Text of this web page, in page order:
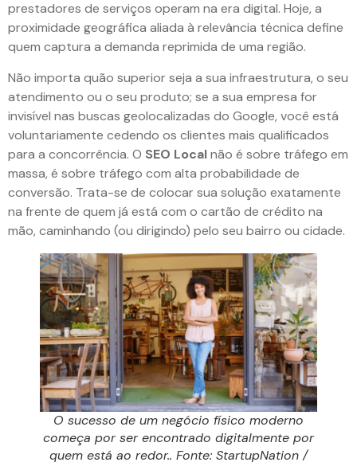
prestadores de serviços operam na era digital. Hoje, a
proximidade geográfica aliada à relevância técnica define
quem captura a demanda reprimida de uma região.
Não importa quão superior seja a sua infraestrutura, o seu
atendimento ou o seu produto; se a sua empresa for
invisível nas buscas geolocalizadas do Google, você está
voluntariamente cedendo os clientes mais qualificados
para a concorrência. O SEO Localnão é sobre tráfego em
massa, é sobre tráfego com alta probabilidade de
conversão. Trata-se de colocar sua solução exatamente
na frente de quem já está com o cartão de crédito na
mão, caminhando (ou dirigindo) pelo seu bairro ou cidade.
O sucesso de um negócio físico moderno
começa por ser encontrado digitalmente por
quem está ao redor.. Fonte: StartupNation /